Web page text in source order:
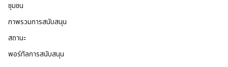
ชุมชน
ภาพรวมการสนับสนุน
สถานะ
พอร์ทัลการสนับสนุน